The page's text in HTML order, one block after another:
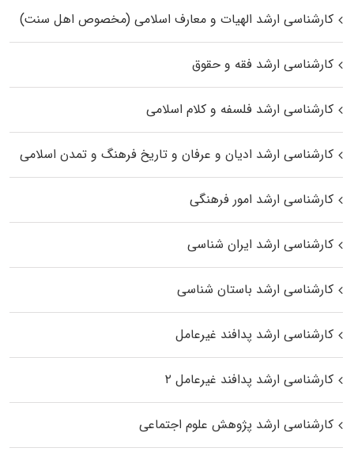
کارشناسی ارشد الهیات و معارف اسلامی (مخصوص اهل سنت)
کارشناسی ارشد فقه و حقوق
کارشناسی ارشد فلسفه و کلام اسلامی
کارشناسی ارشد ادیان و عرفان و تاریخ فرهنگ و تمدن اسلامی
کارشناسی ارشد امور فرهنگی
کارشناسی ارشد ایران شناسی
کارشناسی ارشد باستان شناسی
کارشناسی ارشد پدافند غیرعامل
کارشناسی ارشد پدافند غیرعامل ۲
کارشناسی ارشد پژوهش علوم اجتماعی